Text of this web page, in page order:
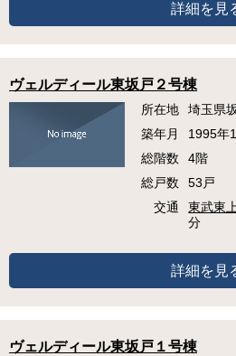
詳細を見
ヴェルディール東坂戸２号棟
所在地
埼玉県
築年月
1995年
総階数
4階
総戸数
53戸
交通
東武東
分
詳細を見
ヴェルディール東坂戸１号棟